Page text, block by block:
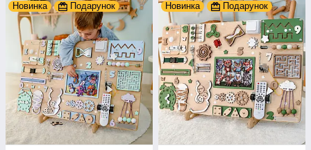
Новинка Подарунок Новинка Подарунок